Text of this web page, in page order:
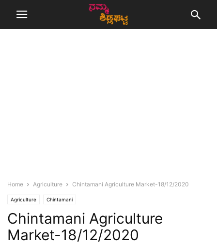
Home Agriculture Chintamani Agriculture Market-18/12/2020
Agriculture Chintamani
Chintamani Agriculture
Market-18/12/2020